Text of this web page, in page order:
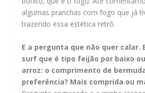
algumas pranchas com fogo que já
trazendo essa estética retrô.
E a pergunta que não quer calar.
surf que é tipo feijão por baixo
arroz: o comprimento de
preferência? Mais comprida ou